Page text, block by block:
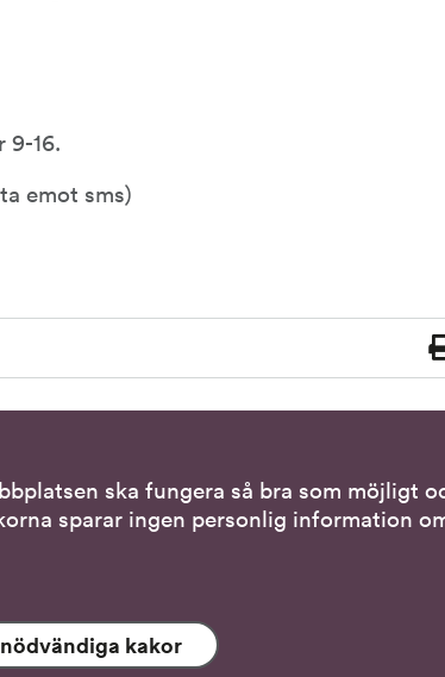
ska fungera så bra som möjligt
sparar ingen personlig information
kakor
9-16.
emot sms)
ut
kontaktsätt
tolk i samtal
Genvägar